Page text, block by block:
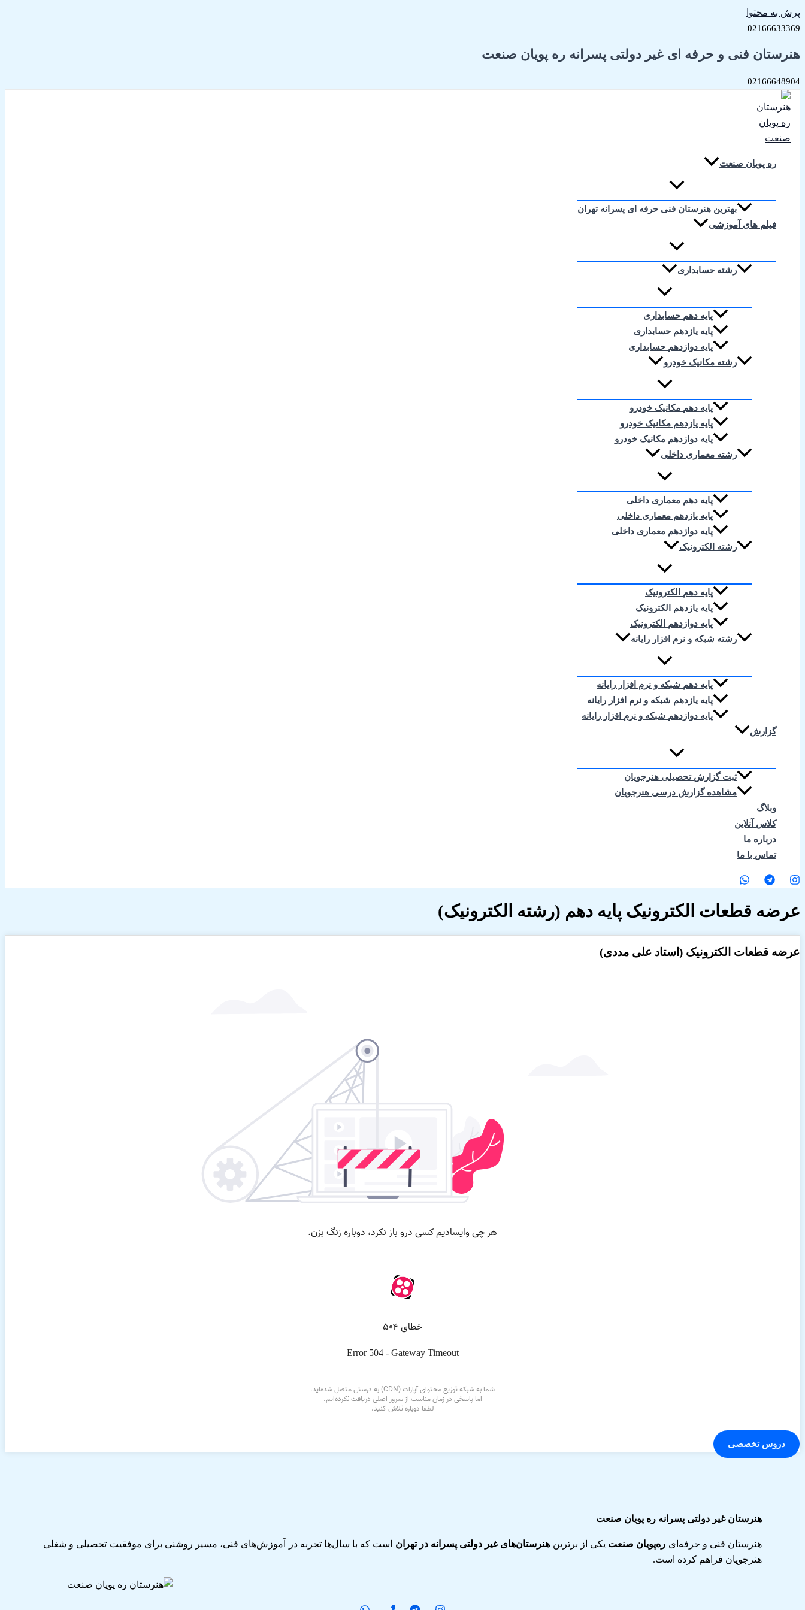
پرش به محتوا
02166633369
هنرستان فنی و حرفه ای غیر دولتی پسرانه ره پویان صنعت
02166648904
ره پویان صنعت
بهترین هنرستان فنی حرفه ای پسرانه تهران
فیلم های آموزشی
رشته حسابداری
پایه دهم حسابداری
پایه یازدهم حسابداری
پایه دوازدهم حسابداری
رشته مکانیک خودرو
پایه دهم مکانیک خودرو
پایه یازدهم مکانیک خودرو
پایه دوازدهم مکانیک خودرو
رشته معماری داخلی
پایه دهم معماری داخلی
پایه یازدهم معماری داخلی
پایه دوازدهم معماری داخلی
رشته الکترونیک
پایه دهم الکترونیک
پایه یازدهم الکترونیک
پایه دوازدهم الکترونیک
رشته شبکه و نرم افزار رایانه
پایه دهم شبکه و نرم افزار رایانه
پایه یازدهم شبکه و نرم افزار رایانه
پایه دوازدهم شبکه و نرم افزار رایانه
گزارش
ثبت گزارش تحصیلی هنرجویان
مشاهده گزارش درسی هنرجویان
وبلاگ
کلاس آنلاین
درباره ما
تماس با ما
عرضه قطعات الکترونیک پایه دهم (رشته الکترونیک)
عرضه قطعات الکترونیک (استاد علی مددی)
دروس تخصصی
هنرستان غیر دولتی پسرانه ره پویان صنعت
هنرستان فنی و حرفه‌ای ره‌پویان صنعت یکی از برترین هنرستان‌های غیر دولتی پسرانه در تهران است که با سال‌ها تجربه در آموزش‌های فنی، مسیر روشنی برای موفقیت تحصیلی و شغلی
هنرجویان فراهم کرده است.